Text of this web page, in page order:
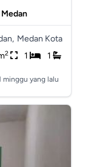
Medan Kota
2 1 1
minggu yang lalu